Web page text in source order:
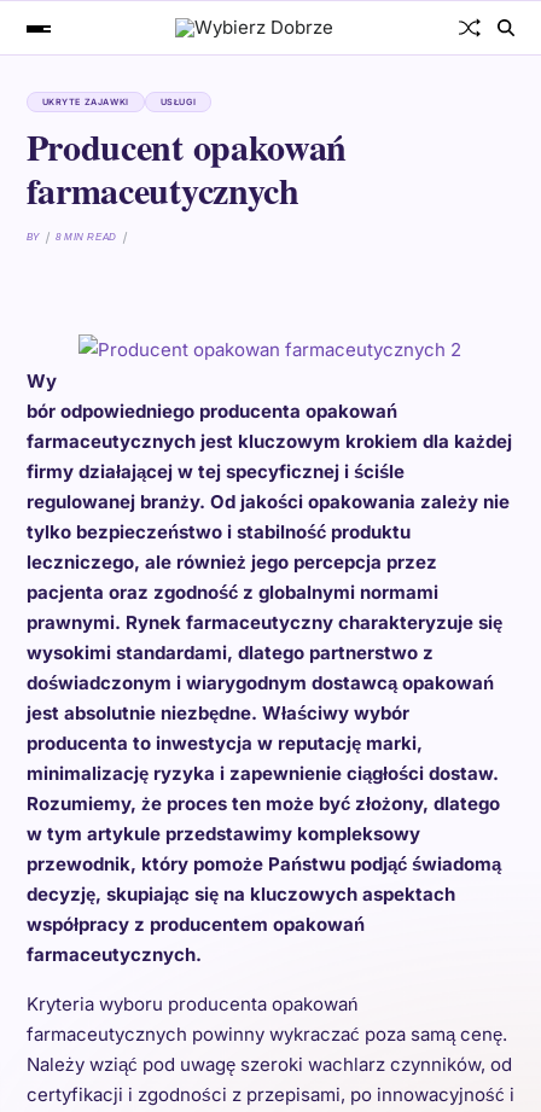
UKRYTE ZAJAWKI USŁUGI
Producent opakowań
farmaceutycznych
BY 8 MIN READ
Wy
bór odpowiedniego producenta opakowań
farmaceutycznych jest kluczowym krokiem dla każdej
firmy działającej w tej specyficznej i ściśle
regulowanej branży. Od jakości opakowania zależy nie
tylko bezpieczeństwo i stabilność produktu
leczniczego, ale również jego percepcja przez
pacjenta oraz zgodność z globalnymi normami
prawnymi. Rynek farmaceutyczny charakteryzuje się
wysokimi standardami, dlatego partnerstwo z
doświadczonym i wiarygodnym dostawcą opakowań
jest absolutnie niezbędne. Właściwy wybór
producenta to inwestycja w reputację marki,
minimalizację ryzyka i zapewnienie ciągłości dostaw.
Rozumiemy, że proces ten może być złożony, dlatego
w tym artykule przedstawimy kompleksowy
przewodnik, który pomoże Państwu podjąć świadomą
decyzję, skupiając się na kluczowych aspektach
współpracy z producentem opakowań
farmaceutycznych.
Kryteria wyboru producenta opakowań
farmaceutycznych powinny wykraczać poza samą cenę.
Należy wziąć pod uwagę szeroki wachlarz czynników, od
certyfikacji i zgodności z przepisami, po innowacyjność i